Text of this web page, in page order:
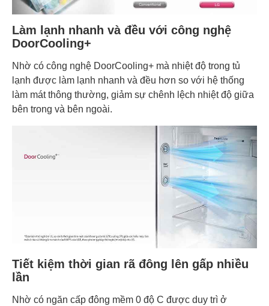
Làm lạnh nhanh và đều với công nghệ
DoorCooling+
Nhờ có công nghệ DoorCooling+ mà nhiệt độ trong tủ
lạnh được làm lạnh nhanh và đều hơn so với hệ thống
làm mát thông thường, giảm sự chênh lệch nhiệt độ giữa
bên trong và bên ngoài.
Tiết kiệm thời gian rã đông lên gấp nhiều
lần
Nhờ có ngăn cấp đông mềm 0 độ C được duy trì ở